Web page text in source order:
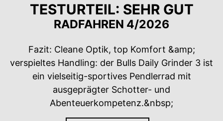
TESTURTEIL: SEHR GUT
RADFAHREN 4/2026
Fazit: Cleane Optik, top Komfort &amp;
verspieltes Handling: der Bulls Daily Grinder 3 ist
ein vielseitig-sportives Pendlerrad mit
ausgeprägter Schotter- und
Abenteuerkompetenz.&nbsp;